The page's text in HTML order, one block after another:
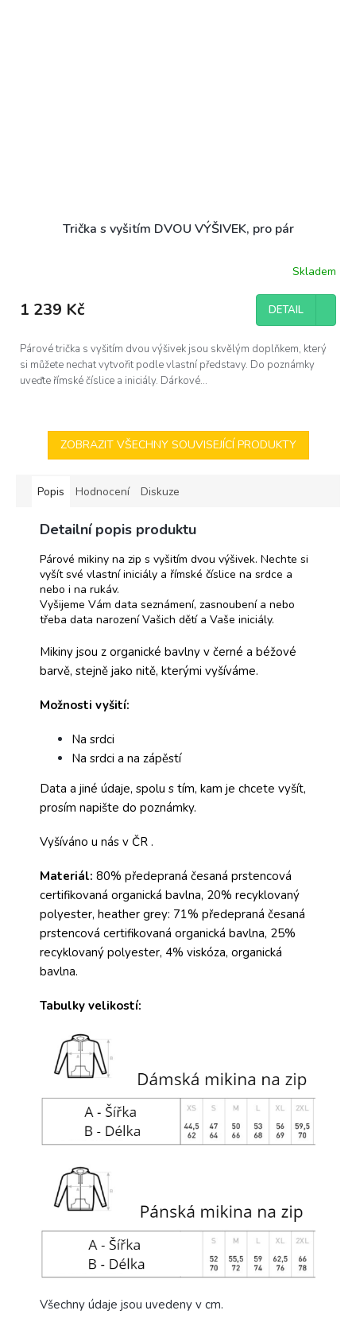
Trička s vyšitím DVOU VÝŠIVEK, pro pár
Skladem
1 239 Kč DETAIL
Párové trička s vyšitím dvou výšivek jsou skvělým doplňkem, který
si můžete nechat vytvořit podle vlastní představy. Do poznámky
uveďte římské číslice a iniciály. Dárkové...
ZOBRAZIT VŠECHNY SOUVISEJÍCÍ PRODUKTY
Popis Hodnocení Diskuze
Detailní popis produktu
Párové mikiny na zip s vyšitím dvou výšivek. Nechte si
vyšít své vlastní iniciály a římské číslice na srdce a
nebo i na rukáv.
Vyšijeme Vám data seznámení, zasnoubení a nebo
třeba data narození Vašich dětí a Vaše iniciály.
Mikiny jsou z organické bavlny v černé a béžové
barvě, stejně jako nitě, kterými vyšíváme.
Možnosti vyšití:
Na srdci
Na srdci a na zápěstí
Data a jiné údaje, spolu s tím, kam je chcete vyšít,
prosím napište do poznámky.
Vyšíváno u nás v ČR .
Materiál: 80% předepraná česaná prstencová
certifikovaná organická bavlna, 20% recyklovaný
polyester, heather grey: 71% předepraná česaná
prstencová certifikovaná organická bavlna, 25%
recyklovaný polyester, 4% viskóza, organická
bavlna.
Tabulky velikostí:
Všechny údaje jsou uvedeny v cm.